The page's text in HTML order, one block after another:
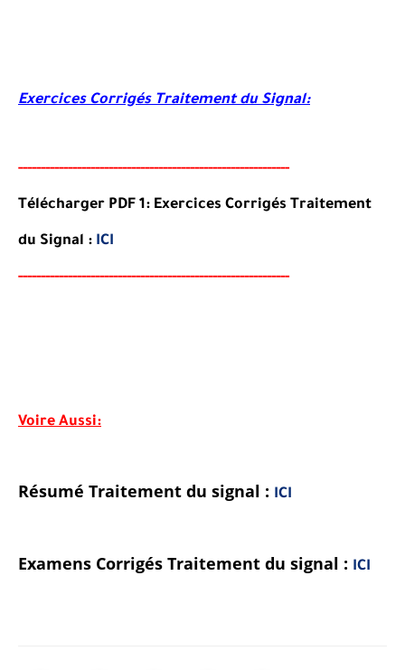
Exercices CorrigésTraitement du Signal:
------------------------------------------------------------
Télécharger PDF 1: Exercices Corrigés Traitement
du Signal : ICI
------------------------------------------------------------
Voire Aussi:
Résumé Traitement du signal : ICI
Examens Corrigés Traitement du signal : ICI